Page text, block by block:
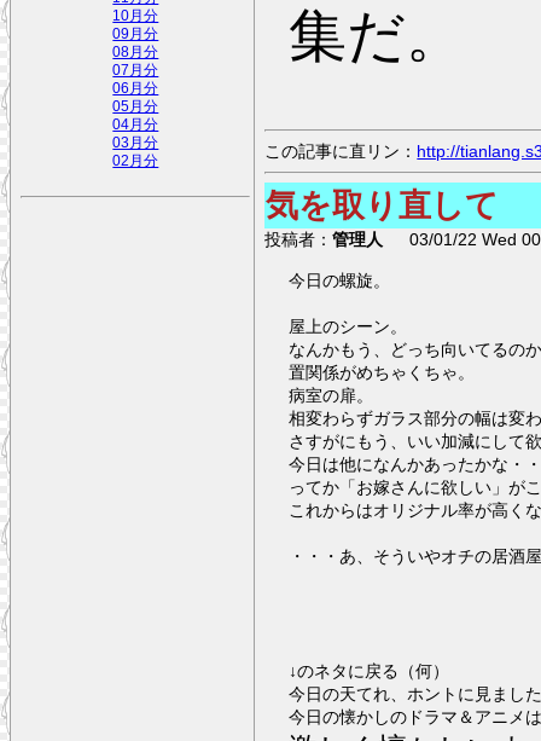
10月分
09月分
08月分
07月分
06月分
05月分
04月分
03月分
02月分
集だ。
この記事に直リン： http://
気を取り直して
投稿者：管理人 03/01/22 Wed
今日の螺旋。
屋上のシーン。
なんかもう、どっち向いてるの
置関係がめちゃくちゃ。
病室の扉。
相変わらずガラス部分の幅は変
さすがにもう、いい加減にして
今日は他になんかあったかな・
ってか「お嫁さんに欲しい」が
これからはオリジナル率が高く
・・・あ、そういやオチの居酒
↓のネタに戻る（何）
今日の天てれ、ホントに見まし
今日の懐かしのドラマ＆アニメ